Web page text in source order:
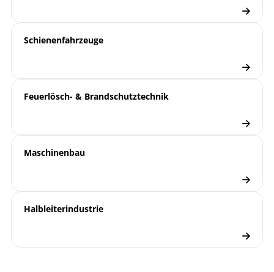
Schienenfahrzeuge
Feuerlösch- & Brandschutztechnik
Maschinenbau
Halbleiterindustrie